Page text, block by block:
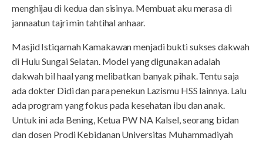
menghijau di kedua dan sisinya. Membuat aku merasa di
jannaatun tajri min tahtihal anhaar.
Masjid Istiqamah Kamakawan menjadi bukti sukses dakwah
di Hulu Sungai Selatan. Model yang digunakan adalah
dakwah bil haal yang melibatkan banyak pihak. Tentu saja
ada dokter Didi dan para penekun Lazismu HSS lainnya. Lalu
ada program yang fokus pada kesehatan ibu dan anak.
Untuk ini ada Bening, Ketua PW NA Kalsel, seorang bidan
dan dosen Prodi Kebidanan Universitas Muhammadiyah